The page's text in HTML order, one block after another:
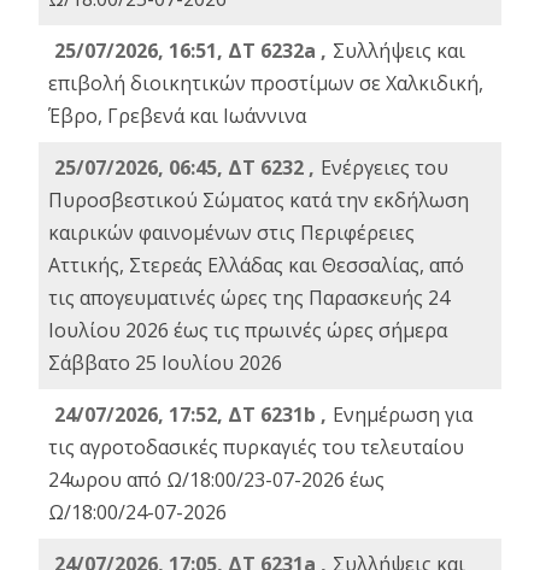
25/07/2026, 16:51, ΔΤ 6232a , Συλλήψεις και
επιβολή διοικητικών προστίμων σε Χαλκιδική,
Έβρο, Γρεβενά και Ιωάννινα
25/07/2026, 06:45, ΔΤ 6232 , Ενέργειες του
Πυροσβεστικού Σώματος κατά την εκδήλωση
καιρικών φαινομένων στις Περιφέρειες
Αττικής, Στερεάς Ελλάδας και Θεσσαλίας, από
τις απογευματινές ώρες της Παρασκευής 24
Ιουλίου 2026 έως τις πρωινές ώρες σήμερα
Σάββατο 25 Ιουλίου 2026
24/07/2026, 17:52, ΔΤ 6231b , Ενημέρωση για
τις αγροτοδασικές πυρκαγιές του τελευταίου
24ωρου από Ω/18:00/23-07-2026 έως
Ω/18:00/24-07-2026
24/07/2026, 17:05, ΔΤ 6231a , Συλλήψεις και